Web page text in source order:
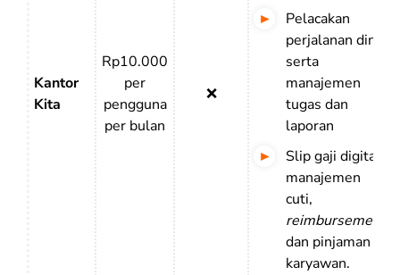
Kantor
Kita
Rp10.000
per
pengguna
per bulan
❌
Pelacakan
perjalanan dinas
serta
manajemen
tugas dan
laporan
Slip gaji digital,
manajemen
cuti,
reimbursement
dan pinjaman
karyawan.